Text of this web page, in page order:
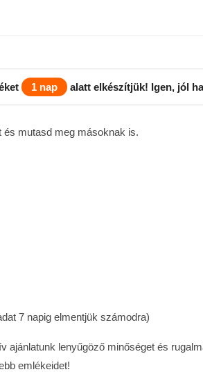
1 nap alatt elkészítjük! Igen, jól
és mutasd meg másoknak is.
7 napig elmentjük számodra)
lenyűgöző minőséget és
emlékeidet!